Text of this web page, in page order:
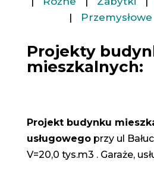
|
Przemysłowe
Projekty
mieszkalnych:
Projekt budynku
usługowegoprzy ul
V=20,0 tys.m3 . Garaże,